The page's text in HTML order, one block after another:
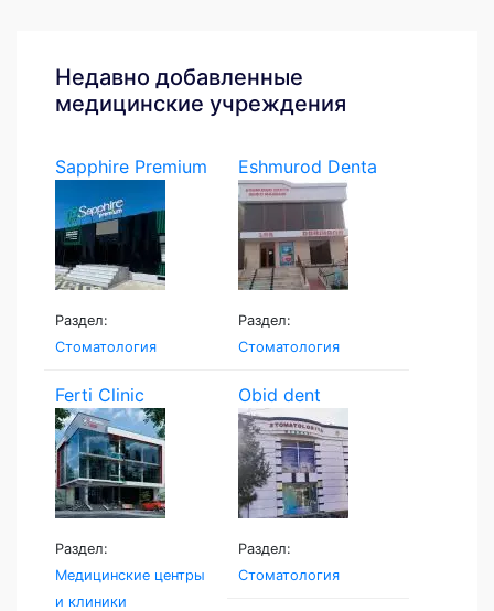
Недавно добавленные
медицинские учреждения
Sapphire Premium
Раздел:
Стоматология
Eshmurod Denta
Раздел:
Стоматология
Ferti Clinic
Раздел:
Медицинские центры
и клиники
Obid dent
Раздел:
Стоматология